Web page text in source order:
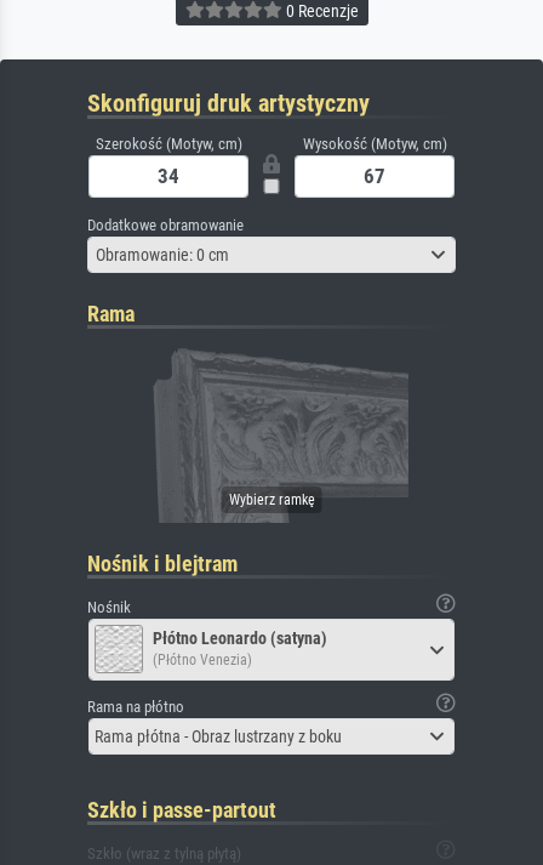
0 Recenzje
Skonfiguruj druk artystyczny
Szerokość (Motyw, cm) Wysokość (Motyw, cm)
Dodatkowe obramowanie
Obramowanie: 0 cm
Rama
Nośnik i blejtram
Nośnik
Płótno Leonardo (satyna)
(Płótno Venezia)
Rama na płótno
Rama płótna - Obraz lustrzany z boku
Szkło i passe-partout
Szkło (wraz z tylną płytą)